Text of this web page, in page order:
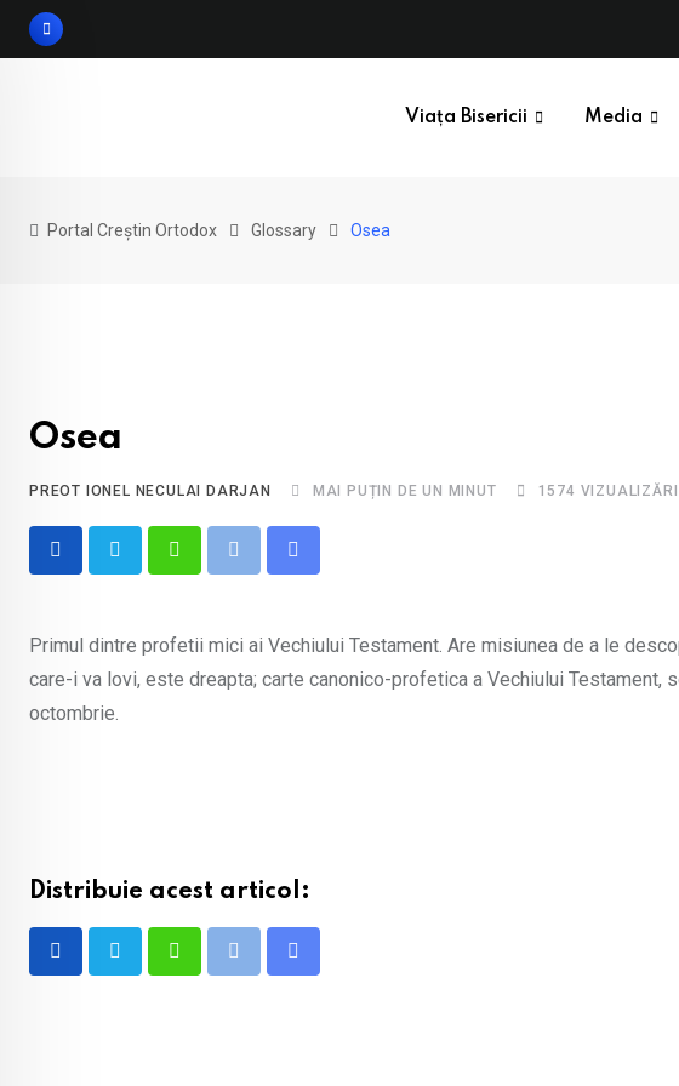
Skip
Viața Bisericii Media
Portal Creștin Ortodox Glossary Osea
Osea
PREOT IONEL NECULAI DARJAN MAI PUȚIN DE UN MINUT 1574 VIZUALIZĂRI
WhatsappPrint
Share
Email
Primul dintre profetii mici ai Vechiului Testament. Are misiunea de a le
care-i va lovi, este dreapta; carte canonico-profetica a Vechiului
octombrie.
Distribuie acest articol:
WhatsappPrint
Share